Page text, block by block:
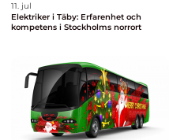
11. jul
Elektriker i Täby: Erfarenhet och
kompetens i Stockholms norrort